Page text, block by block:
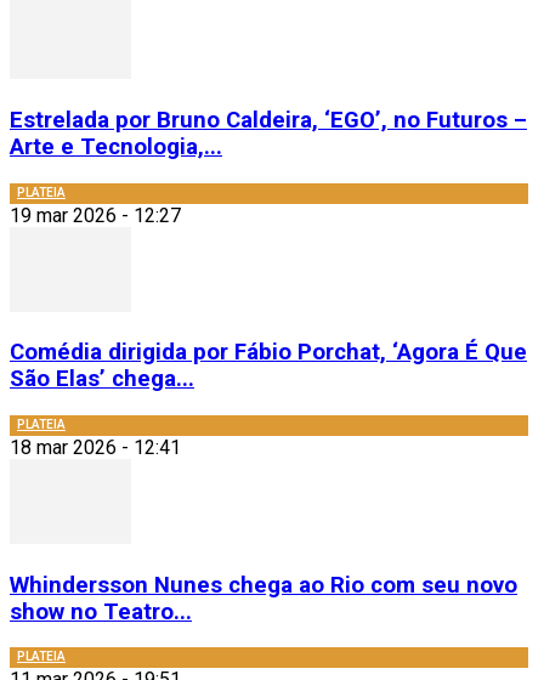
Estrelada por Bruno Caldeira, ‘EGO’, no Futuros –
Arte e Tecnologia,...
PLATEIA
19 mar 2026 - 12:27
Comédia dirigida por Fábio Porchat, ‘Agora É Que
São Elas’ chega...
PLATEIA
18 mar 2026 - 12:41
Whindersson Nunes chega ao Rio com seu novo
show no Teatro...
PLATEIA